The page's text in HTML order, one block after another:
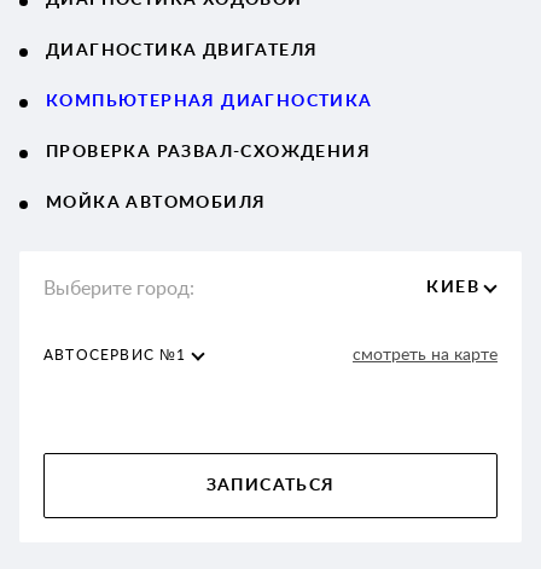
ДИАГНОСТИКА ДВИГАТЕЛЯ
КОМПЬЮТЕРНАЯ ДИАГНОСТИКА
ПРОВЕРКА РАЗВАЛ-СХОЖДЕНИЯ
МОЙКА АВТОМОБИЛЯ
Выберите город: КИЕВ
АВТОСЕРВИС №1 смотреть на карте
ЗАПИСАТЬСЯ